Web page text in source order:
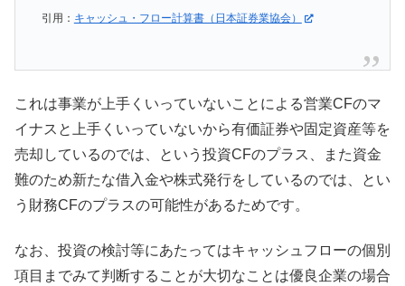
引用： キャッシュ・フロー計算書（日本証券業協会）
これは事業が上手くいっていないことによる営業CFのマ
イナスと上手くいっていないから有価証券や固定資産等を
売却しているのでは、という投資CFのプラス、また資金
難のため新たな借入金や株式発行をしているのでは、とい
う財務CFのプラスの可能性があるためです。
なお、投資の検討等にあたってはキャッシュフローの個別
項目までみて判断することが大切なことは優良企業の場合